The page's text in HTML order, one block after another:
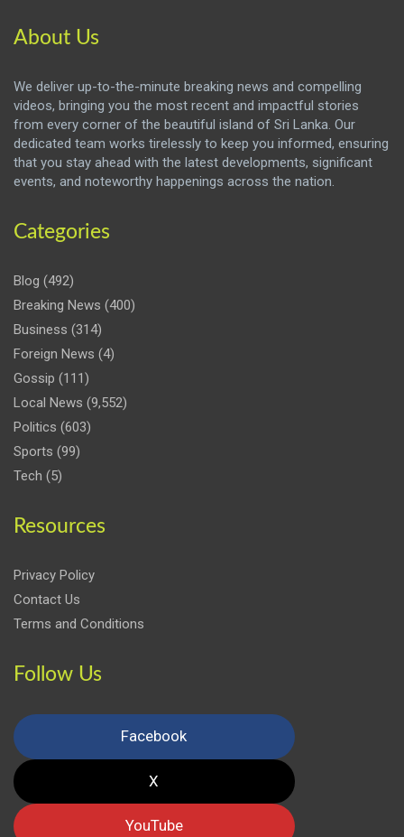
About Us
We deliver up-to-the-minute breaking news and compelling
videos, bringing you the most recent and impactful stories
from every corner of the beautiful island of Sri Lanka. Our
dedicated team works tirelessly to keep you informed, ensuring
that you stay ahead with the latest developments, significant
events, and noteworthy happenings across the nation.
Categories
Blog (492)
Breaking News (400)
Business (314)
Foreign News (4)
Gossip (111)
Local News (9,552)
Politics (603)
Sports (99)
Tech (5)
Resources
Privacy Policy
Contact Us
Terms and Conditions
Follow Us
Facebook
X
YouTube